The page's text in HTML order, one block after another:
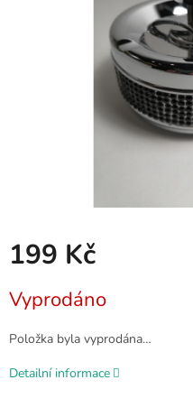
199 Kč
cena:
Vyprodáno
Položka byla vyprodána…
Detailní informace